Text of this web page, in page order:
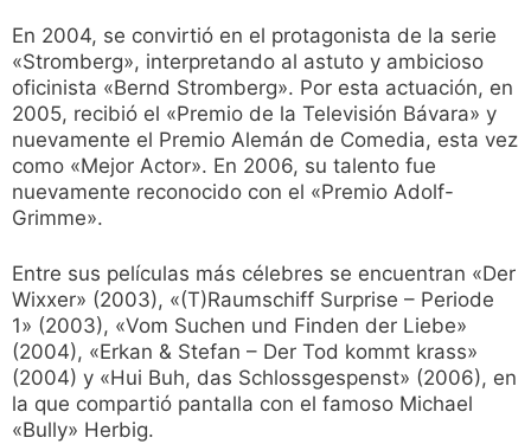
En 2004, se convirtió en el protagonista de la serie
«Stromberg», interpretando al astuto y ambicioso
oficinista «Bernd Stromberg». Por esta actuación, en
2005, recibió el «Premio de la Televisión Bávara» y
nuevamente el Premio Alemán de Comedia, esta vez
como «Mejor Actor». En 2006, su talento fue
nuevamente reconocido con el «Premio Adolf-
Grimme».
Entre sus películas más célebres se encuentran «Der
Wixxer» (2003), «(T)Raumschiff Surprise – Periode
1» (2003), «Vom Suchen und Finden der Liebe»
(2004), «Erkan & Stefan – Der Tod kommt krass»
(2004) y «Hui Buh, das Schlossgespenst» (2006), en
la que compartió pantalla con el famoso Michael
«Bully» Herbig.